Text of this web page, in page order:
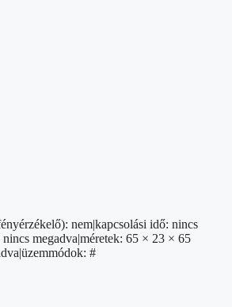
nem|kapcsolási idő: nincs
megadva|méretek: 65 × 23 × 65
#